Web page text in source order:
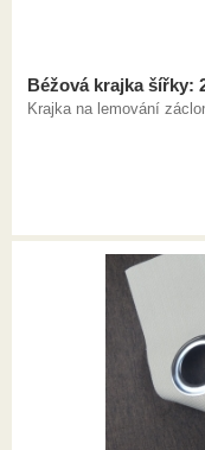
Béžová krajka šířky:
Krajka na lemování